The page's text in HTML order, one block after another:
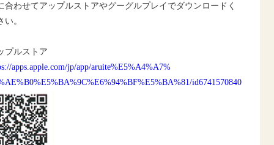
合わせてアップルストアやグーグルプレイでダウンロードく
い。
プルストア
apps.apple.com/jp/app/aruite%E5%A4%A7%
id6741570840